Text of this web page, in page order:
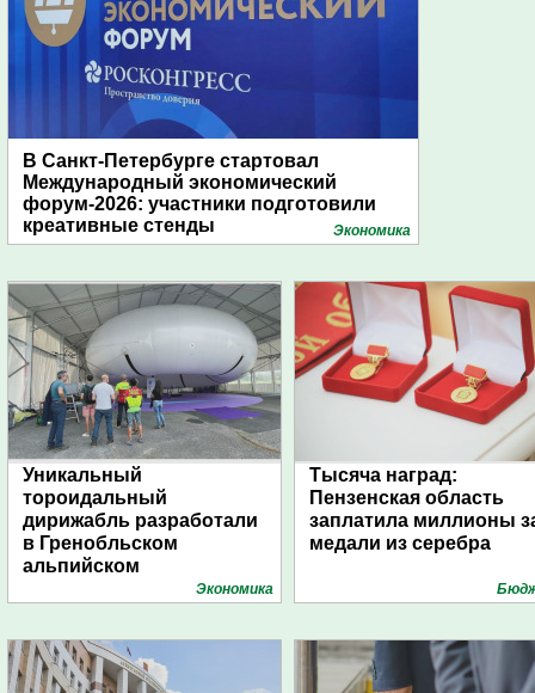
В Санкт-Петербурге стартовал
Международный экономический
форум-2026: участники подготовили
креативные стенды
Экономика
Уникальный
тороидальный
дирижабль разработали
в Гренобльском
альпийском
Экономика
Тысяча наград:
Пензенская область
заплатила миллионы
медали из серебра